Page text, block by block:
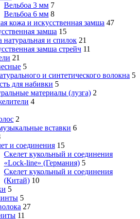
Вельбоа 3 мм 7
Вельбоа 6 мм 8
кожа и искусственная замша 47
замша 15
натуральная и спилок 21
замша стрейч 11
21
5
и синтетического волокна 5
для набивки 5
материалы (лузга) 2
4
2
вставки 6
и соединения 15
Скелет кукольный и соединения
«Lock-line» (Германия) 5
Скелет кукольный и соединения
(Китай) 10
5
5
27
11